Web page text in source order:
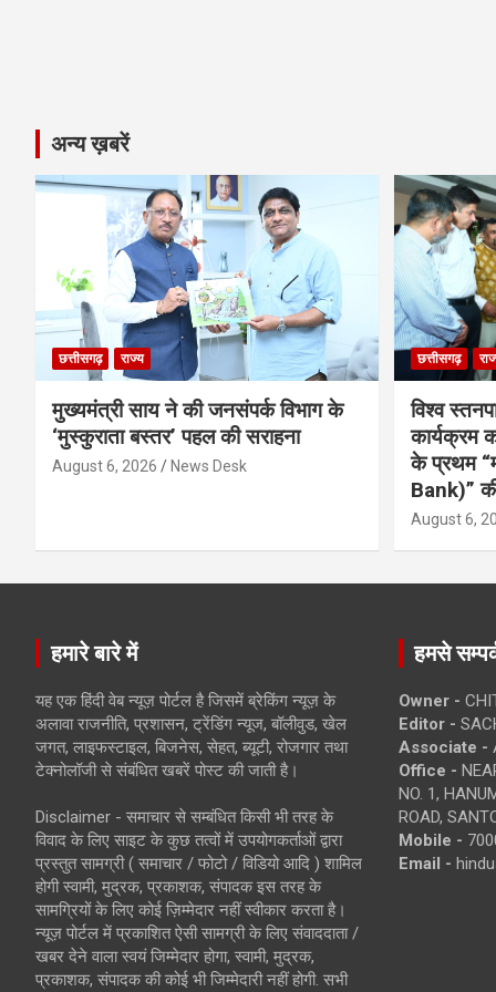
अन्य ख़बरें
छत्तीसगढ़ राज्य
मुख्यमंत्री साय ने की जनसंपर्क विभाग के
‘मुस्कुराता बस्तर’ पहल की सराहना
August 6, 2026 News Desk
छत्तीसगढ़
विश्व
कार्यक्रम
के प्रथम
Bank)”
August 6,
हमारे बारे में
यह एक हिंदी वेब न्यूज़ पोर्टल है जिसमें ब्रेकिंग न्यूज़ के
अलावा राजनीति, प्रशासन, ट्रेंडिंग न्यूज, बॉलीवुड, खेल
जगत, लाइफस्टाइल, बिजनेस, सेहत, ब्यूटी, रोजगार तथा
टेक्नोलॉजी से संबंधित खबरें पोस्ट की जाती है।
Disclaimer - समाचार से सम्बंधित किसी भी तरह के
विवाद के लिए साइट के कुछ तत्वों में उपयोगकर्ताओं द्वारा
प्रस्तुत सामग्री ( समाचार / फोटो / विडियो आदि ) शामिल
होगी स्वामी, मुद्रक, प्रकाशक, संपादक इस तरह के
सामग्रियों के लिए कोई ज़िम्मेदार नहीं स्वीकार करता है।
न्यूज़ पोर्टल में प्रकाशित ऐसी सामग्री के लिए संवाददाता /
खबर देने वाला स्वयं जिम्मेदार होगा, स्वामी, मुद्रक,
प्रकाशक, संपादक की कोई भी जिम्मेदारी नहीं होगी. सभी
हमसे
Owner -
Editor -
Associate -
Office -
NO. 1,
ROAD,
Mobile -
Email -